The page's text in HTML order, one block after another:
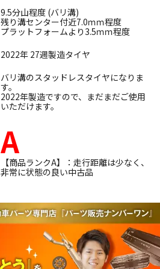
9.5分山程度 (バリ溝)
残り溝センター付近7.0ｍｍ程度
プラットフォームより3.5ｍｍ程度
2022年 27週製造タイヤ
バリ溝のスタッドレスタイヤになりま
す。
2022年製造ですので、まだまだご使用
いただけます。
A
【商品ランクA】：走行距離は少なく、
非常に状態の良い中古品